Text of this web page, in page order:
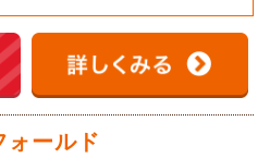
ォールド